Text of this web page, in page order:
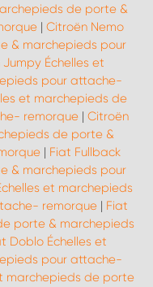
de porte &
| Citroën Nemo
& marchepieds pour
Échelles et
pour attache-
et marchepieds de
remorque| Citroën
de porte &
| Fiat Fullback
& marchepieds pour
et marchepieds
remorque | Fiat
porte & marchepieds
Doblo Échelles et
pour attache-
marchepieds de porte